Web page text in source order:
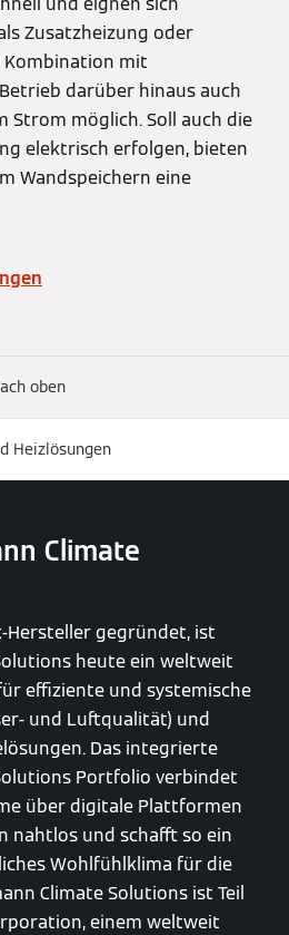
Zusatzheizung oder
Kombination mit
darüber hinaus auch
Strom möglich. Soll auch die
elektrisch erfolgen, bieten
Wandspeichern eine
oben
Heizlösungen
Climate
Hersteller gegründet, ist
heute ein weltweit
effiziente und systemische
und Luftqualität) und
Das integrierte
Portfolio verbindet
über digitale Plattformen
nahtlos und schafft so ein
Wohlfühlklima für die
Climate Solutions ist Teil
einem weltweit